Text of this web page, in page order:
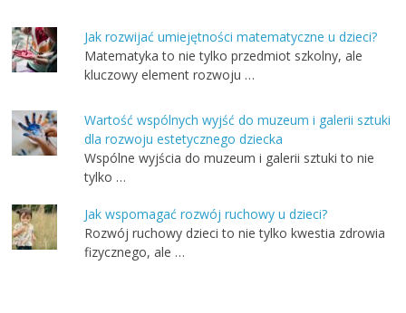
Jak rozwijać umiejętności matematyczne u dzieci?
Matematyka to nie tylko przedmiot szkolny, ale
kluczowy element rozwoju …
Wartość wspólnych wyjść do muzeum i galerii sztuki
dla rozwoju estetycznego dziecka
Wspólne wyjścia do muzeum i galerii sztuki to nie
tylko …
Jak wspomagać rozwój ruchowy u dzieci?
Rozwój ruchowy dzieci to nie tylko kwestia zdrowia
fizycznego, ale …